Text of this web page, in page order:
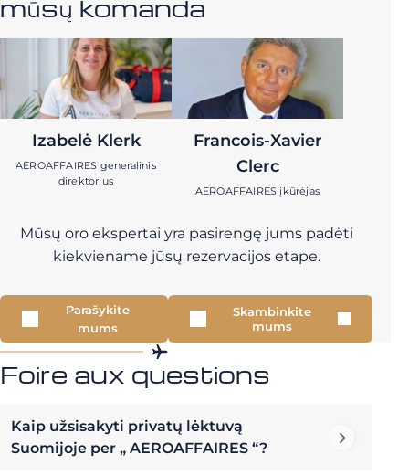
mūsų komanda
Izabelė Klerk
AEROAFFAIRES generalinis
direktorius
Francois-Xavier
Clerc
AEROAFFAIRES įkūrėjas
Mūsų oro ekspertai yra pasirengę jums padėti
kiekviename jūsų rezervacijos etape.
Parašykite
mums
Skambinkite
mums
Foire aux questions
Kaip užsisakyti privatų lėktuvą
Suomijoje per „ AEROAFFAIRES “?